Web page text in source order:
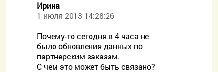
Ирина
1 июля 2013 14:28:26
Почему-то сегодня в 4 часа не
было обновления данных по
партнерским заказам.
С чем это может быть связано?